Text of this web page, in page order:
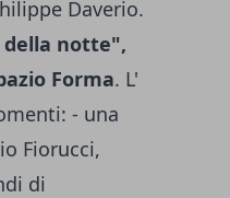
Daverio.
notte",
Forma. L'
- una
Fiorucci,
di